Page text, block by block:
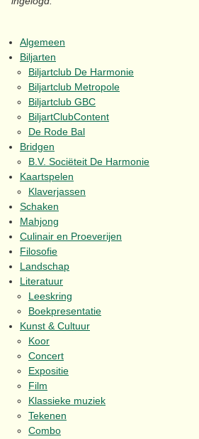
Algemeen
Biljarten
Biljartclub De Harmonie
Biljartclub Metropole
Biljartclub GBC
BiljartClubContent
De Rode Bal
Bridgen
B.V. Sociëteit De Harmonie
Kaartspelen
Klaverjassen
Schaken
Mahjong
Culinair en Proeverijen
Filosofie
Landschap
Literatuur
Leeskring
Boekpresentatie
Kunst & Cultuur
Koor
Concert
Expositie
Film
Klassieke muziek
Tekenen
Combo